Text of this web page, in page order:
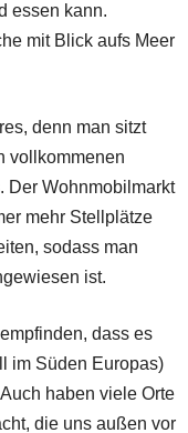
essen kann.
mit Blick aufs Meer
denn man sitzt
vollkommenen
Der Wohnmobilmarkt
mehr Stellplätze
sodass man
ist.
dass es
im Süden Europas)
haben viele Orte
die uns außen vor